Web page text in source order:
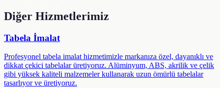
Diğer Hizmetlerimiz
Tabela İmalat
Profesyonel tabela imalat hizmetimizle markanıza özel, dayanıklı ve
dikkat çekici tabelalar üretiyoruz. Alüminyum, ABS, akrilik ve çelik
gibi yüksek kaliteli malzemeler kullanarak uzun ömürlü tabelalar
tasarlıyor ve üretiyoruz.